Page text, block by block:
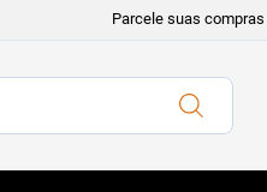
Parcele suas